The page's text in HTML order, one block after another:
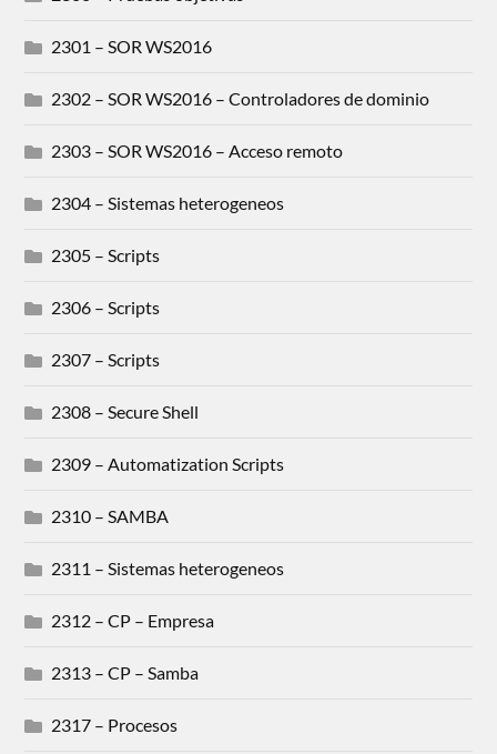
2301 – SOR WS2016
2302 – SOR WS2016 – Controladores de dominio
2303 – SOR WS2016 – Acceso remoto
2304 – Sistemas heterogeneos
2305 – Scripts
2306 – Scripts
2307 – Scripts
2308 – Secure Shell
2309 – Automatization Scripts
2310 – SAMBA
2311 – Sistemas heterogeneos
2312 – CP – Empresa
2313 – CP – Samba
2317 – Procesos